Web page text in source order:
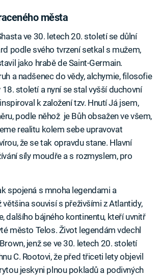
města
ve 30. letech 20. století se důlní
podle svého tvrzení setkal s mužem,
jako hrabě de Saint-Germain.
a nadšenec do vědy, alchymie, filosofie
18. století a nyní se stal vyšší duchovní
k založení tzv. Hnutí Já jsem,
podle něhož je Bůh obsažen ve všem,
realitu kolem sebe upravovat
že se tak opravdu stane. Hlavní
síly moudře a s rozmyslem, pro
spojená s mnoha legendami a
většina souvisí s přeživšími z Atlantidy,
dalšího bájného kontinentu, kteří uvnitř
město Telos. Život legendám vdechl
jenž se ve 30. letech 20. století
C. Rootovi, že před třiceti lety objevil
jeskyni plnou pokladů a podivných